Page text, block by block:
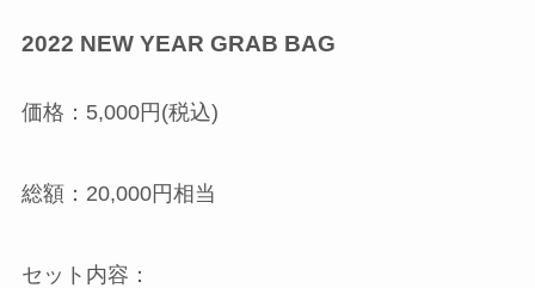
2022 NEW YEAR GRAB BAG
価格：5,000円(税込)
総額：20,000円相当
セット内容：